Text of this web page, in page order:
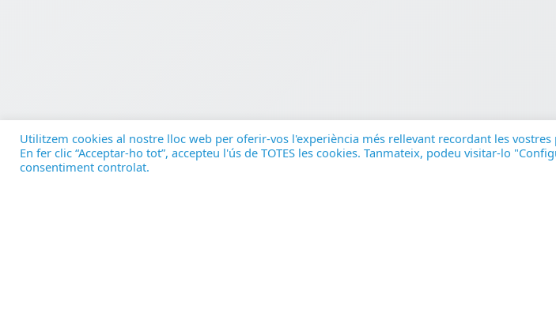
Utilitzem cookies al nostre lloc web per oferir-vos l'experiència més rellevant recordant les vostres
En fer clic “Acceptar-ho tot”, accepteu l'ús de TOTES les cookies. Tanmateix, podeu visitar-lo
consentiment controlat.